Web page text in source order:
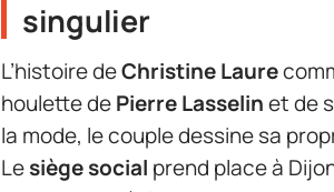
singulier
L’histoire deChristine Laure
houlette dePierre Lasselinet de
la mode, le couple dessine sa
Lesiège social prend place à